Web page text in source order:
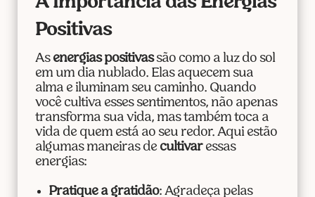
Positivas
As energias positivassão como a luz do sol
em um dia nublado. Elas aquecem sua
alma e iluminam seu caminho. Quando
você cultiva esses sentimentos, não apenas
transforma sua vida, mas também toca a
vida de quem está ao seu redor. Aqui estão
algumas maneiras de cultivaressas
energias:
Pratique a gratidão: Agradeça pelas